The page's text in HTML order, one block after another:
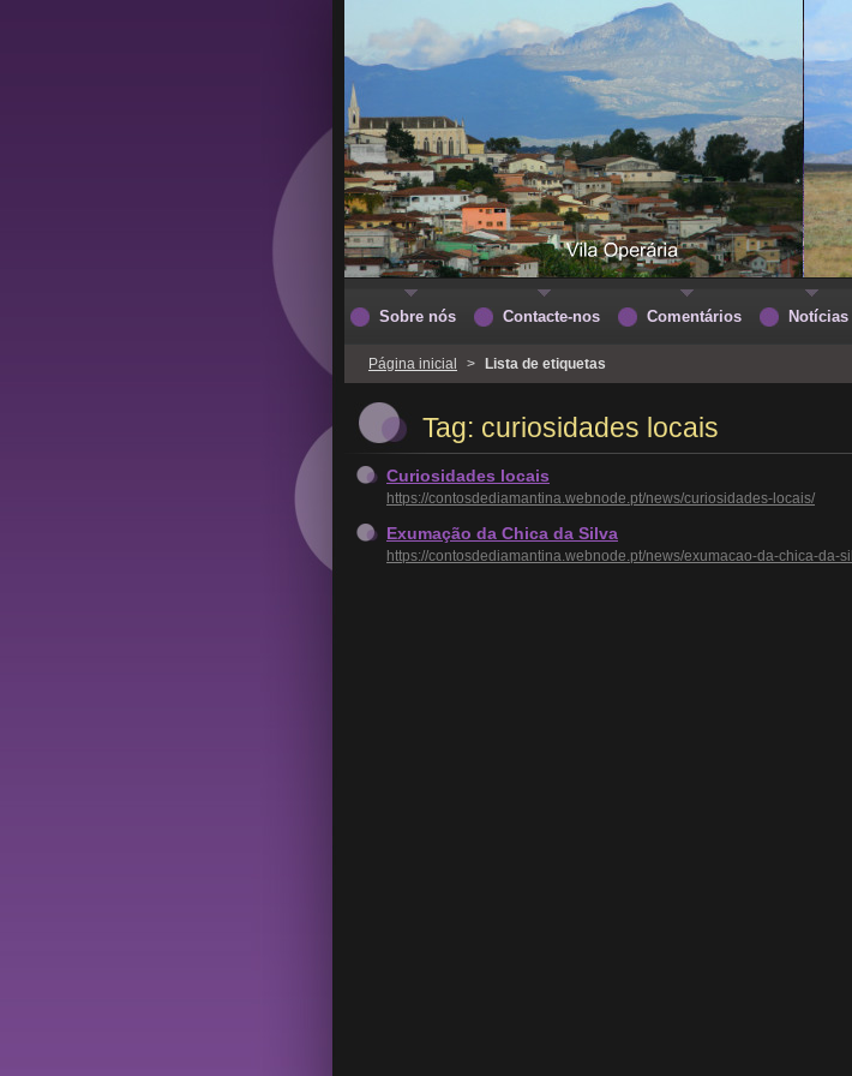
Página inicial > Lista de etiquetas
Tag: curiosidades locais
Curiosidades locais
https://contosdediamantina.webnode.pt/news/curiosidades-locais/
Exumação da Chica da Silva
https://contosdediamantina.webnode.pt/news/exumacao-da-chica-da-
Sobre nós Contacte-nos Comentários Notícias